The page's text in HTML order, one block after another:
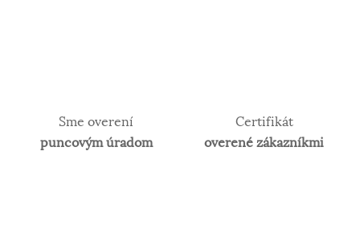
Sme overení
puncovým úradom
Certifikát
overené zákazníkmi